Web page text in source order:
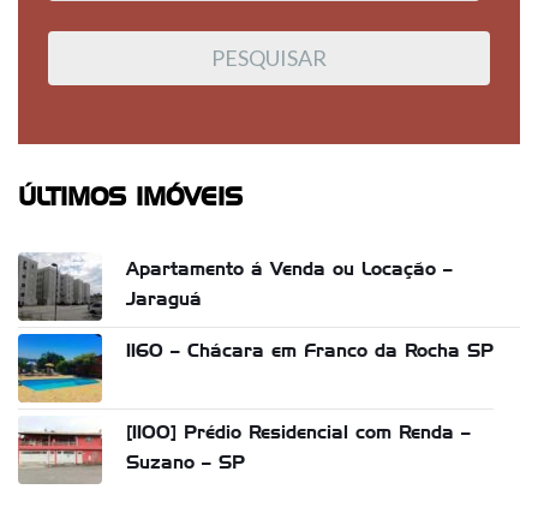
ÚLTIMOS IMÓVEIS
Apartamento á Venda ou Locação –
Jaraguá
1160 – Chácara em Franco da Rocha SP
[1100] Prédio Residencial com Renda –
Suzano – SP